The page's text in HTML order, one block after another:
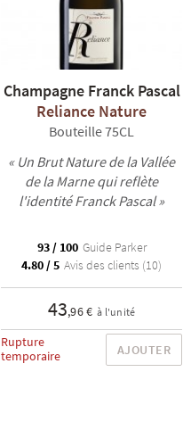
Champagne Franck Pascal
Reliance Nature
Bouteille 75CL
« Un Brut Nature de la Vallée
de la Marne qui reflète
l'identité Franck Pascal »
93 / 100 Guide Parker
4.80 / 5 Avis des clients (10)
43,96 € à l'unité
Rupture
temporaire
AJOUTER